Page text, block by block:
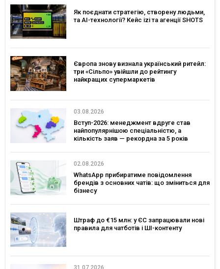
Як поєднати стратегію, створену людьми,
та AI-технології? Кейс izi та агенції SHOTS
Європа знову визнала український ритейл:
три «Сільпо» увійшли до рейтингу
найкращих супермаркетів
03.08.2026
Вступ-2026: менеджмент вдруге став
найпопулярнішою спеціальністю, а
кількість заяв — рекордна за 5 років
02.08.2026
WhatsApp прибиратиме повідомлення
брендів з основних чатів: що зміниться для
бізнесу
Штраф до €15 млн: у ЄС запрацювали нові
правила для чатботів і ШІ-контенту